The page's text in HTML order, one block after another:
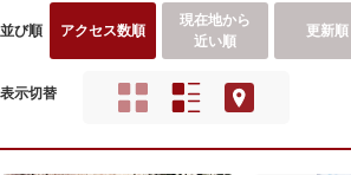
並び順 アクセス数順
現在地から
近い順
更新順
表示切替